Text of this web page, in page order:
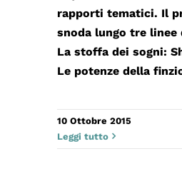
rapporti tematici. Il
snoda lungo tre linee
La stoffa dei sogni:
Le potenze della
10 Ottobre 2015
Leggi tutto